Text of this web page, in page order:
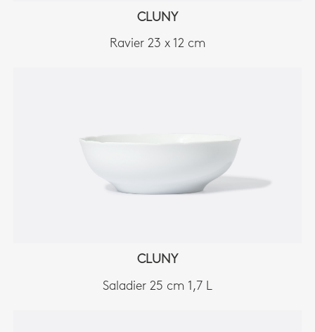
CLUNY
Ravier 23 x 12 cm
CLUNY
Saladier 25 cm 1,7 L